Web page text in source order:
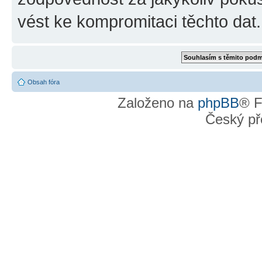
vést ke kompromitaci těchto dat.
Obsah fóra
Založeno na phpBB®
Český